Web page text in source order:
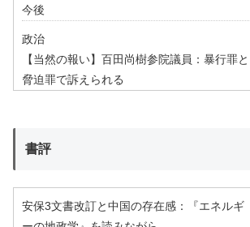
今後
政治
【当然の報い】百田尚樹参院議員：暴行罪と
脅迫罪で訴えられる
書評
安保3文書改訂と中国の存在感：『エネルギ